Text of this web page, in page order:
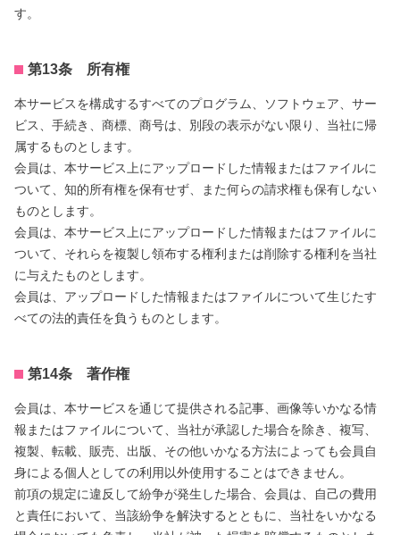
す。
第13条 所有権
本サービスを構成するすべてのプログラム、ソフトウェア、サー
ビス、手続き、商標、商号は、別段の表示がない限り、当社に帰
属するものとします。
会員は、本サービス上にアップロードした情報またはファイルに
ついて、知的所有権を保有せず、また何らの請求権も保有しない
ものとします。
会員は、本サービス上にアップロードした情報またはファイルに
ついて、それらを複製し領布する権利または削除する権利を当社
に与えたものとします。
会員は、アップロードした情報またはファイルについて生じたす
べての法的責任を負うものとします。
第14条 著作権
会員は、本サービスを通じて提供される記事、画像等いかなる情
報またはファイルについて、当社が承認した場合を除き、複写、
複製、転載、販売、出版、その他いかなる方法によっても会員自
身による個人としての利用以外使用することはできません。
前項の規定に違反して紛争が発生した場合、会員は、自己の費用
と責任において、当該紛争を解決するとともに、当社をいかなる